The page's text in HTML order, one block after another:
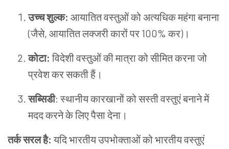
उच्च शुल्क: आयातित वस्तुओं को अत्यधिक महंगा बनाना
(जैसे, आयातित लक्जरी कारों पर 100% कर)।
कोटा:विदेशी वस्तुओं की मात्रा को सीमित करना जो
प्रवेश कर सकती हैं।
सब्सिडी: स्थानीय कारखानों को सस्ती वस्तुएं बनाने में
मदद करने के लिए पैसा देना।
तर्क सरल है: यदि भारतीय उपभोक्ताओं को भारतीय वस्तुएं